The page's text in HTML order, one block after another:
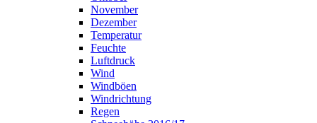
November
Dezember
Temperatur
Feuchte
Luftdruck
Wind
Windböen
Windrichtung
Regen